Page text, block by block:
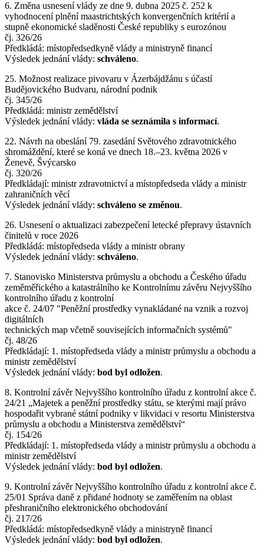
6. Změna usnesení vlády ze dne 9. dubna 2025 č. 252 k
vyhodnocení plnění maastrichtských konvergenčních kritérií a
stupně ekonomické sladěnosti České republiky s eurozónou
čj. 326/26
Předkládá: místopředsedkyně vlády a ministryně financí
Výsledek jednání vlády: schváleno.
25. Možnost realizace pivovaru v Ázerbájdžánu s účastí
Budějovického Budvaru, národní podnik
čj. 345/26
Předkládá: ministr zemědělství
Výsledek jednání vlády: vláda se seznámila s informací.
22. Návrh na obeslání 79. zasedání Světového zdravotnického
shromáždění, které se koná ve dnech 18.–23. května 2026 v
Ženevě, Švýcarsko
čj. 320/26
Předkládají: ministr zdravotnictví a místopředseda vlády a ministr
zahraničních věcí
Výsledek jednání vlády: schváleno se změnou.
26. Usnesení o aktualizaci zabezpečení letecké přepravy ústavních
činitelů v roce 2026
Předkládá: místopředseda vlády a ministr obrany
Výsledek jednání vlády: schváleno.
7. Stanovisko Ministerstva průmyslu a obchodu a Českého úřadu
zeměměřického a katastrálního ke Kontrolnímu závěru Nejvyššího
kontrolního úřadu z kontrolní
akce č. 24/07 "Peněžní prostředky vynakládané na vznik a rozvoj
digitálních
technických map včetně souvisejících informačních systémů"
čj. 48/26
Předkládají: 1. místopředseda vlády a ministr průmyslu a obchodu a
ministr zemědělství
Výsledek jednání vlády: bod byl odložen.
8. Kontrolní závěr Nejvyššího kontrolního úřadu z kontrolní akce č.
24/21 „Majetek a peněžní prostředky státu, se kterými mají právo
hospodařit vybrané státní podniky v likvidaci v resortu Ministerstva
průmyslu a obchodu a Ministerstva zemědělství“
čj. 154/26
Předkládají: 1. místopředseda vlády a ministr průmyslu a obchodu a
ministr zemědělství
Výsledek jednání vlády: bod byl odložen.
9. Kontrolní závěr Nejvyššího kontrolního úřadu z kontrolní akce č.
25/01 Správa daně z přidané hodnoty se zaměřením na oblast
přeshraničního elektronického obchodování
čj. 217/26
Předkládá: místopředsedkyně vlády a ministryně financí
Výsledek jednání vlády: bod byl odložen.